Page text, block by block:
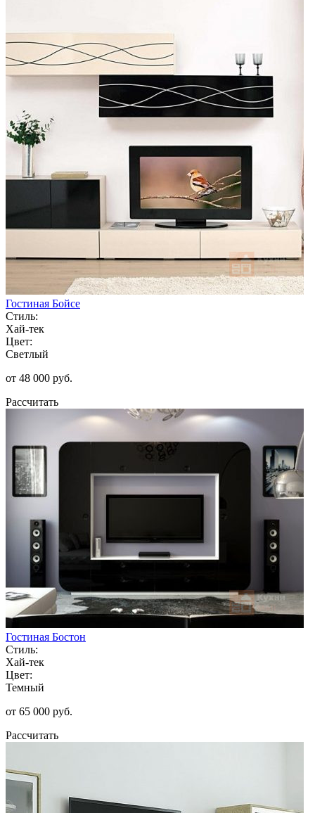
Гостиная Бойсе
Стиль:
Хай-тек
Цвет:
Светлый
от 48 000 руб.
Рассчитать
Гостиная Бостон
Стиль:
Хай-тек
Цвет:
Темный
от 65 000 руб.
Рассчитать